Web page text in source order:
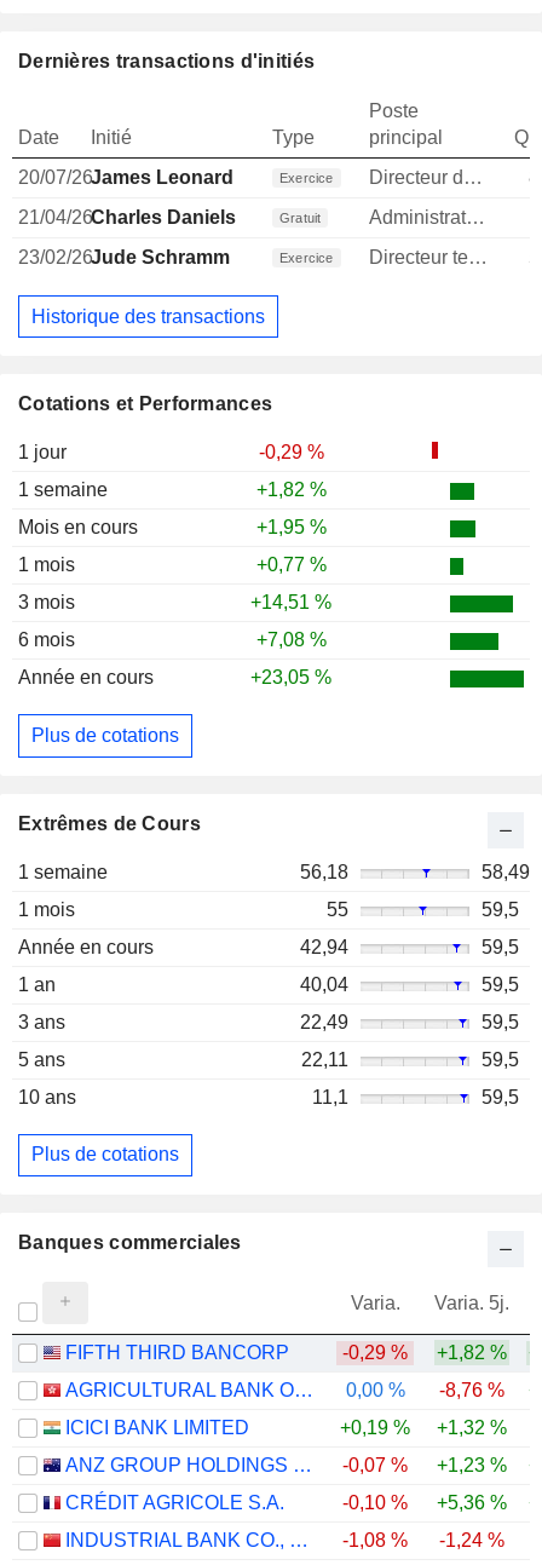
Cotations et Performances
1 jour
-0,29 %
1 semaine
+1,82 %
Mois en cours
+1,95 %
1 mois
+0,77 %
3 mois
+14,51 %
6 mois
+7,08 %
Année en cours
+23,05 %
Plus de cotations
Extrêmes de Cours
1 semaine 56,18
58,49
1 mois
55
59,5
Année en cours
42,94
59,5
1 an
40,04
59,5
3 ans
22,49
59,5
5 ans
22,11
59,5
10 ans
11,1 59,5
Plus de cotations
Dernières transactions d'initiés
Date Initié Type
Poste
principal
20/07/26James Leonard Exercice Directeur des operations
21/04/26Charles Daniels Gratuit Administrateur
23/02/26Jude Schramm Exercice Directeur technique
Historique des transactions
Banques commerciales
Varia. Varia. 5j.
FIFTH THIRD BANCORP -0,29 % +1,82 %
AGRICULTURAL BANK OF CHINA LIMITED
0,00 % -8,76 %
ICICI BANK LIMITED
+0,19 % +1,32 %
ANZ GROUP HOLDINGS LIMITED
-0,07 % +1,23 %
CRÉDIT AGRICOLE S.A.
-0,10 % +5,36 %
INDUSTRIAL BANK CO., LTD.
-1,08 % -1,24 %